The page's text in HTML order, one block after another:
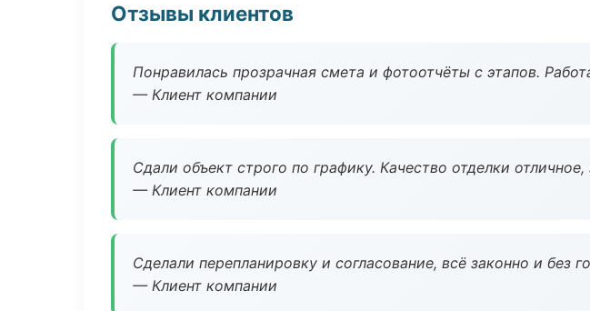
Отзывы клиентов
Понравилась прозрачная смета и фотоотчёты с этапов.
— Клиент компании
Сдали объект строго по графику. Качество отделки
— Клиент компании
Сделали перепланировку и согласование, всё законно и без
— Клиент компании